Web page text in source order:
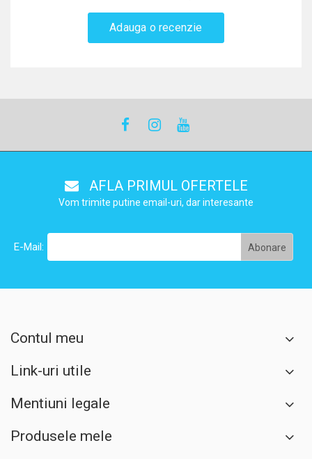
Adauga o recenzie
AFLA PRIMUL OFERTELE
Vom trimite putine email-uri, dar interesante
E-Mail:
Contul meu
Link-uri utile
Mentiuni legale
Produsele mele